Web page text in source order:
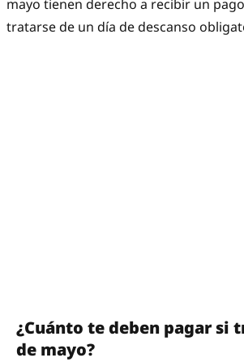
mayo tienen derecho a recibir un
tratarse de un día de descanso
¿Cuánto te deben pagar si
de mayo?